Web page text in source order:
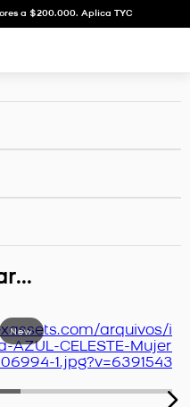
a $200.000. Aplica TYC